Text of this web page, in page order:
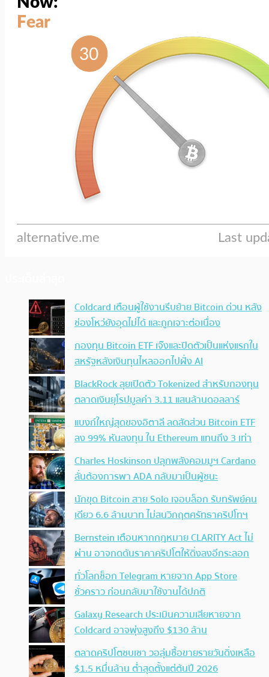
Coldcard เตือนผู้ใช้งานรีบย้าย Bitcoin ด่วน หลัง
ช่องโหว่ยังอุดไม่ได้ และถูกเจาะต่อเนื่อง
กองทุน Bitcoin ETF เจ๊งและปิดตัวเป็นแห่งแรกใน
สหรัฐหลังเงินทุนไหลออกไปฝั่ง AI
BlackRock ลุยเปิดตัว Tokenized สำหรับกองทุน
ตลาดเงินยุโรปมูลค่า 3.11 แสนล้านดอลลาร์
แบงก์ใหญ่สุดของอิตาลี ลดสัดส่วน Bitcoin ETF
ลง 99% หันลงทุน ใน Ethereum แทนถึง 3 เท่า
Charles Hoskinson ปลุกพลังคอมมูฯ Cardano
ลั่นต้องการพา ADA กลับมาเป็นผู้ชนะ
นักขุด Bitcoin สาย Solo เจอบล็อก รับทรัพย์คน
เดียว 6.6 ล้านบาท ไม่สนวิกฤตศรัทธาคริปโทฯ
Bernstein เตือนหากกฎหมาย CLARITY Act ไม่
ผ่าน อาจกดดันราคาคริปโตให้ดิ่งลงอีกระลอก
ทั่วโลกช็อก Telegram หายจาก App Store
ชั่วคราว ก่อนกลับมาใช้งานได้ปกติ
Galaxy Research ประเมินความเสียหายจาก
Coldcard อาจพุ่งสูงถึง $130 ล้าน
ตลาดคริปโตซบเซา วอลุ่มซื้อขายรายวันดิ่งเหลือ
$1.5 หมื่นล้าน ต่ำสุดตั้งแต่ต้นปี 2026